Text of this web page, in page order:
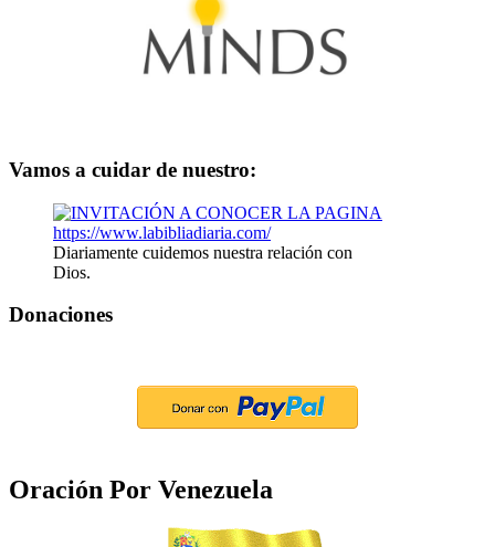
Vamos a cuidar de nuestro:
Diariamente cuidemos nuestra relación con
Dios.
Donaciones
Oración Por Venezuela